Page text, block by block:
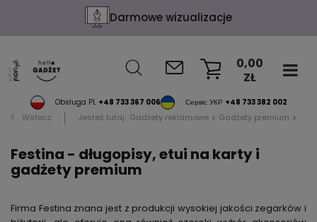
Konfekcja na życzenie
Obsługa PL +48 733 367 006 Сервіс УКР +48 733 382 002
0,00
ZŁ
Wstecz Jesteś tutaj: Gadżety reklamowe Gadżety premium
Festina - długopisy, etui na karty i
gadżety premium
Firma Festina znana jest z produkcji wysokiej jakości zegarków i